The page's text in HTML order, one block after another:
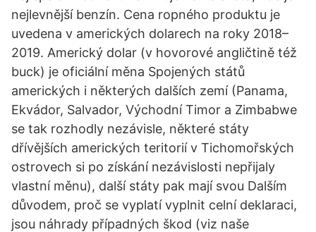
nejlevnější benzín. Cena ropného produktu je
uvedena v amerických dolarech na roky 2018–
2019. Americký dolar (v hovorové angličtině též
buck) je oficiální měna Spojených států
amerických i některých dalších zemí (Panama,
Ekvádor, Salvador, Východní Timor a Zimbabwe
se tak rozhodly nezávisle, některé státy
dřívějších amerických teritorií v Tichomořských
ostrovech si po získání nezávislosti nepřijaly
vlastní měnu), další státy pak mají svou Dalším
důvodem, proč se vyplatí vyplnit celní deklaraci,
jsou náhrady případných škod (viz naše